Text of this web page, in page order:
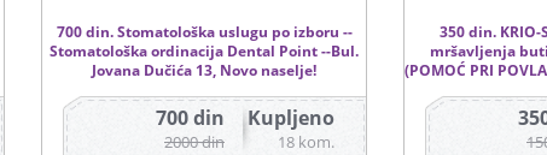
700 din. Stomatološka uslugu po izboru --
Stomatološka ordinacija Dental Point --Bul.
Jovana Dučića 13, Novo naselje!
Kupljeno
18 kom.
700 din
2000 din
350 din. KRIO-
mršavljenja
(POMOĆ PRI